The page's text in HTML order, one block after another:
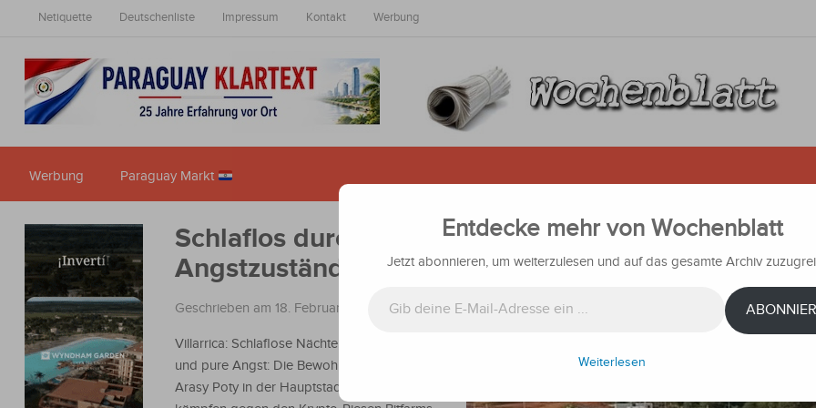
Netiquette Deutschenliste Impressum Kontakt Werbung
Werbung Paraguay Markt
Schlaflos durch Krypto-Gier: Anwohner berichten von
Angstzuständen und Dauerstress
Geschrieben am 18. Februar 2026 inNachrichten
Villarrica: Schlaflose Nächte, massiver Stress
und pure Angst: Die Bewohner des Viertels
Arasy Poty in der Hauptstadt von Guairá
Entdecke mehr von Wochenblatt
Jetzt abonnieren, um weiterzulesen und auf das gesamte Archiv
Weiterlesen